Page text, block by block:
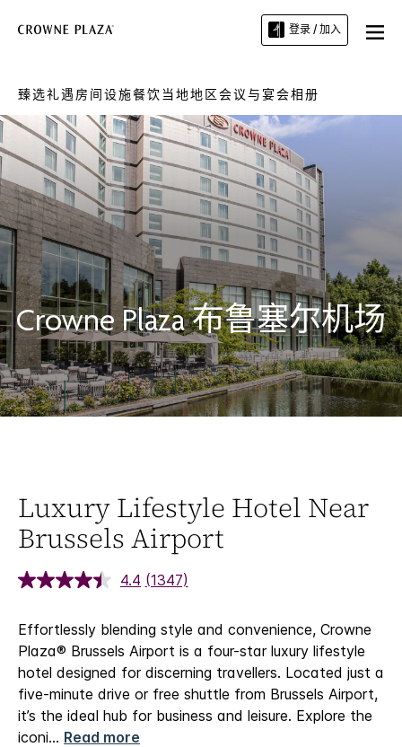
登录 / 加入
臻选礼遇 房间设施餐饮当地地区会议与宴会相册
Crowne Plaza 布鲁塞尔机场
Luxury Lifestyle Hotel Near
Brussels Airport
4.4 (1347)
Effortlessly blending style and convenience, Crowne
Plaza® Brussels Airport is a four-star luxury lifestyle
hotel designed for discerning travellers. Located just a
five-minute drive or free shuttle from Brussels Airport,
it’s the ideal hub for business and leisure. Explore the
iconi... Read more